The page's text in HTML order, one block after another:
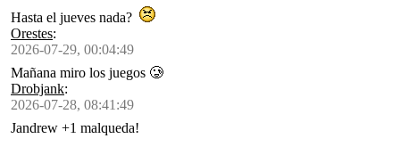
Hasta el jueves nada?
Orestes:
2026-07-29, 00:04:49
Mañana miro los juegos 🥲
Drobjank:
2026-07-28, 08:41:49
Jandrew +1 malqueda!